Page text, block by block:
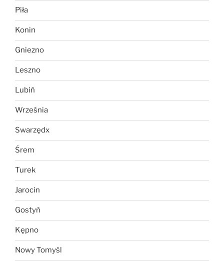
Piła
Konin
Gniezno
Leszno
Lubiń
Września
Swarzędx
Śrem
Turek
Jarocin
Gostyń
Kępno
Nowy Tomyśl